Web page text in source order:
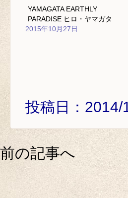
YAMAGATA EARTHLY
PARADISE ヒロ・ヤマガタ
2015年10月27日
投稿日：2014/
前の記事へ